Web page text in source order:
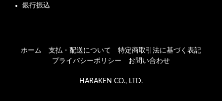
銀行振込
ホーム 支払・配送について
特定商取引法に基づく表記
プライバシーポリシー
お問い合わせ
HARAKEN CO., LTD.